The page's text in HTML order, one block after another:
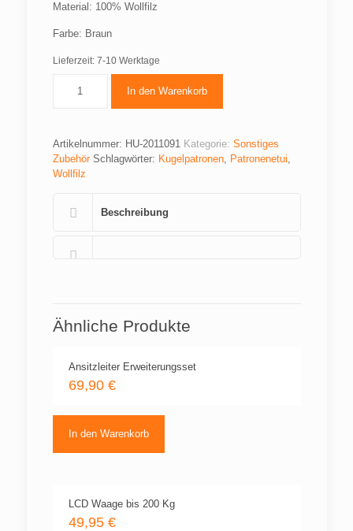
Material: 100% Wollfilz
Farbe: Braun
Lieferzeit: 7-10 Werktage
In den Warenkorb
Artikelnummer: HU-2011091 Kategorie: Sonstiges
Zubehör Schlagwörter: Kugelpatronen, Patronenetui,
Wollfilz
Beschreibung
Ähnliche Produkte
Ansitzleiter Erweiterungsset
69,90 €
In den Warenkorb
LCD Waage bis 200 Kg
49,95 €